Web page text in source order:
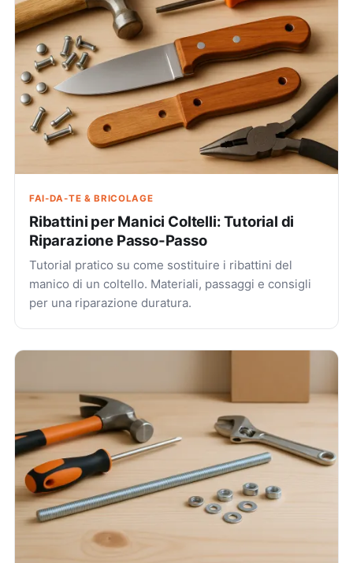
FAI-DA-TE & BRICOLAGE
Ribattini per Manici Coltelli: Tutorial di
Riparazione Passo-Passo
Tutorial pratico su come sostituire i ribattini del
manico di un coltello. Materiali, passaggi e consigli
per una riparazione duratura.